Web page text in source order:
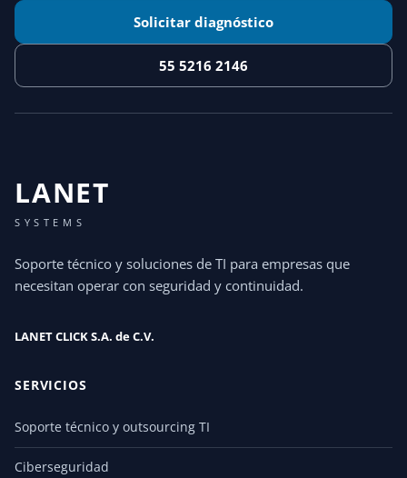
Solicitar diagnóstico
55 5216 2146
LANET
SYSTEMS
Soporte técnico y soluciones de TI para empresas que
necesitan operar con seguridad y continuidad.
LANET CLICK S.A. de C.V.
SERVICIOS
Soporte técnico y outsourcing TI
Ciberseguridad